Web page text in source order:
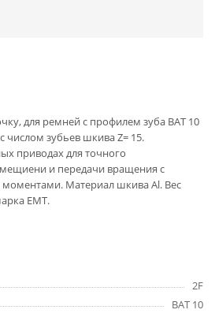
для ремней с профилем зуба BAT 10
зубьев шкива Z= 15.
приводах для точного
и передачи вращения с
Материал шкива Al. Вес
EMT.
2F
BAT 10